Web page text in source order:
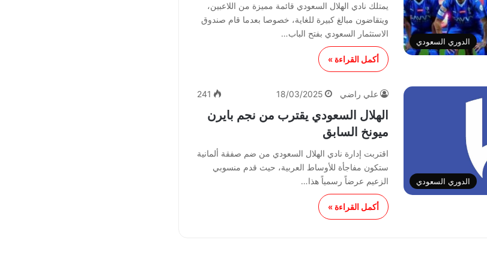
الدوري السعودي
يمتلك نادي الهلال السعودي قائمة مميزة من اللاعبين،
ويتقاضون مبالغ كبيرة للغاية، خصوصا بعدما قام صندوق
الاستثمار السعودي بفتح الباب…
أكمل القراءة »
الدوري السعودي
علي راضي 18/03/2025
241
الهلال السعودي يقترب من نجم بايرن
ميونخ السابق
اقتربت إدارة نادي الهلال السعودي من ضم صفقة ألمانية
ستكون مفاجأة للأوساط العربية، حيث قدم منسوبي
الزعيم عرضاً رسمياً هذا…
أكمل القراءة »